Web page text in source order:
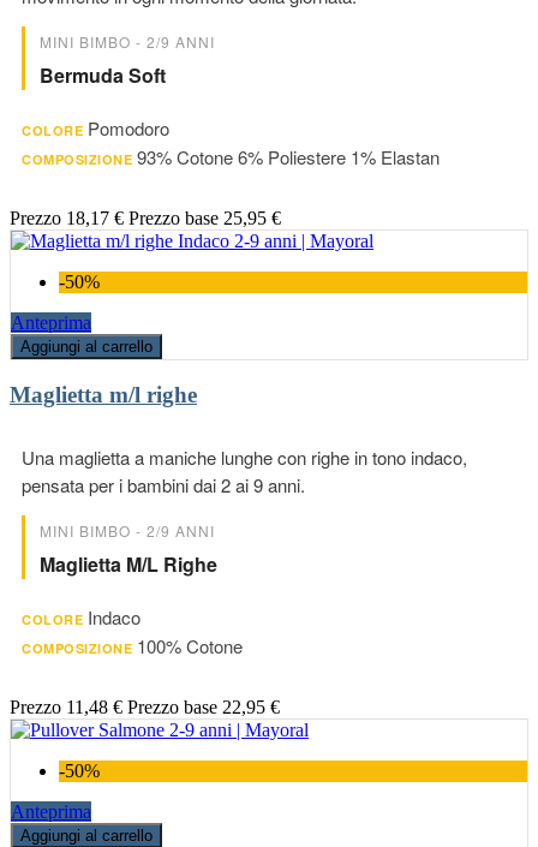
MINI BIMBO - 2/9 ANNI
Bermuda Soft
COLORE Pomodoro
COMPOSIZIONE 93% Cotone 6% Poliestere 1% Elastan
Prezzo 18,17 € Prezzo base 25,95 €
-50%
Anteprima
Aggiungi al carrello
Maglietta m/l righe
Una maglietta a maniche lunghe con righe in tono indaco,
pensata per i bambini dai 2 ai 9 anni.
MINI BIMBO - 2/9 ANNI
Maglietta M/l Righe
COLORE Indaco
COMPOSIZIONE 100% Cotone
Prezzo 11,48 € Prezzo base 22,95 €
-50%
Anteprima
Aggiungi al carrello